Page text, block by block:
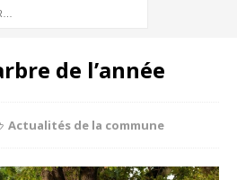
de l’année
Actualités de la commune